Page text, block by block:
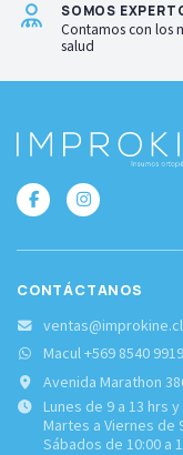
SOMOS
Contamos con los
salud
CONTÁCTANOS
ventas@improkine.cl
Macul +569 8540 9919
Avenida Marathon
Lunes de 9 a 13 hrs
Martes a Viernes de
Sábados de 10:00 a